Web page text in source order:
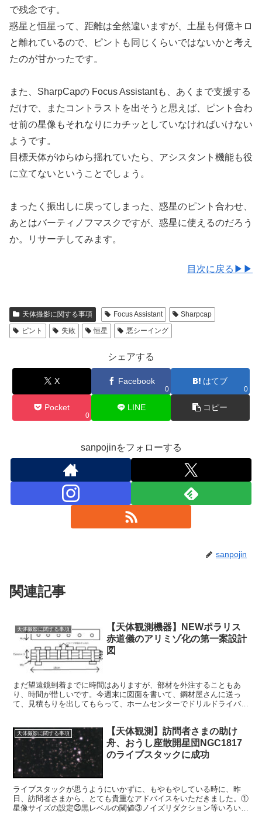
で残念です。
惑星と恒星って、距離は全然違いますが、土星も何億キロ
と離れているので、ピントも同じくらいではないかと考え
たのが甘かったです。
また、SharpCapの Focus Assistantも、あくまで支援する
だけで、またコントラストを出そうと思えば、ピント合わ
せ前の星像もそれなりにカチッとしていなければいけない
ようです。
目標天体がゆらゆら揺れていたら、アシスタント機能も役
に立てないということでしょう。
まったく振出しに戻ってしまった、惑星のピント合わせ、
あとはバーティノフマスクですが、惑星に使えるのだろう
か。リサーチしてみます。
目次に戻る▶▶
天体撮影に関する事項 Focus Assistant
Sharpcap
ピント
失敗 恒星 悪シーイング
シェアする
X Facebook
0
はてブ
0
Pocket
0
LINE コピー
sanpojinをフォローする
sanpojin
関連記事
天体撮影に関する事項
【天体観測機器】NEWポラリス
赤道儀のアリミゾ化の第一案設計
図
まだ望遠鏡到着までに時間はありますが、部材を外注することもあ
り、時間が惜しいです。今週末に図面を書いて、鋼材屋さんに送っ
て、見積もりを出してもらって、ホームセンターでドリルドライバー
天体撮影に関する事項
【天体観測】訪問者さまの助け
舟、おうし座散開星団NGC1817
のライブスタックに成功
ライブスタックが思うようにいかずに、もやもやしている時に、昨
日、訪問者さまから、とても貴重なアドバイスをいただきました。①
星像サイズの設定⓶黒レベルの閾値③ノイズリダクション等いろいろ